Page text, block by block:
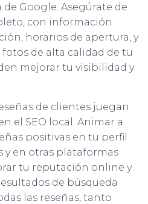
Google. Asegúrate de
con información
horarios de apertura, y
fotos de alta calidad de tu
mejorar tu visibilidad y
de clientes juegan
el SEO local. Animar a
positivas en tu perfil
y en otras plataformas
tu reputación online y
de búsqueda
las reseñas, tanto